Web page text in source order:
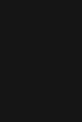
— 9-381,